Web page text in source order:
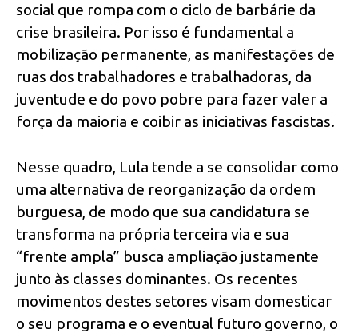
social que rompa com o ciclo de barbárie da
crise brasileira. Por isso é fundamental a
mobilização permanente, as manifestações de
ruas dos trabalhadores e trabalhadoras, da
juventude e do povo pobre para fazer valer a
força da maioria e coibir as iniciativas fascistas.
Nesse quadro, Lula tende a se consolidar como
uma alternativa de reorganização da ordem
burguesa, de modo que sua candidatura se
transforma na própria terceira via e sua
“frente ampla” busca ampliação justamente
junto às classes dominantes. Os recentes
movimentos destes setores visam domesticar
o seu programa e o eventual futuro governo, o